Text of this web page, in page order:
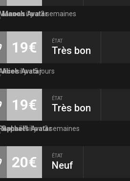
Manonil y a 3 semaines
19€ ÉTAT
Très bon
Aliceil y a 5 jours
19€ ÉTAT
Très bon
Raphaëlil y a 3 semaines
20€ ÉTAT
Neuf